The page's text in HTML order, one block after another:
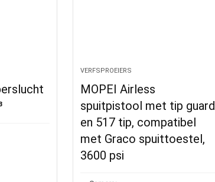
VERFSPROEIERS
MOPEI Airless
spuitpistool met tip guard
en 517 tip, compatibel
met Graco spuittoestel,
3600 psi